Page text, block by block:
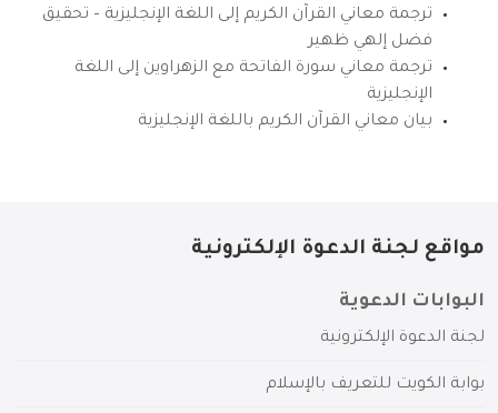
ترجمة معاني القرآن الكريم إلى اللغة الإنجليزية – تحقيق
فضل إلهي ظهير
ترجمة معاني سورة الفاتحة مع الزهراوين إلى اللغة
الإنجليزية
بيان معاني القرآن الكريم باللغة الإنجليزية
مواقع لجنة الدعوة الإلكترونية
البوابات الدعوية
لجنة الدعوة الإلكترونية
بوابة الكويت للتعريف بالإسلام